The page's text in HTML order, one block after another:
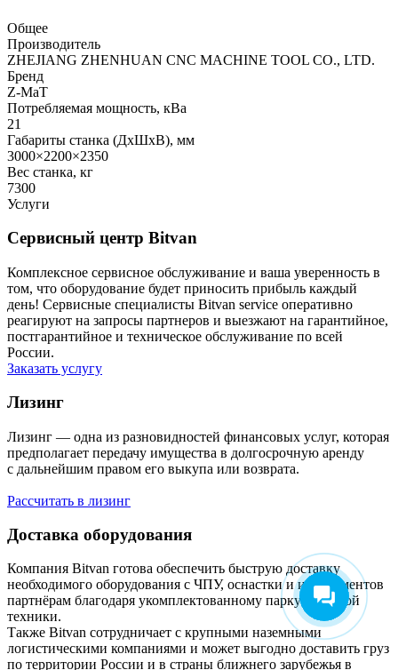
Общее
Производитель
ZHEJIANG ZHENHUAN CNC MACHINE TOOL CO., LTD.
Бренд
Z-MaT
Потребляемая мощность, кВа
21
Габариты станка (ДхШхВ), мм
3000×2200×2350
Вес станка, кг
7300
Услуги
Сервисный центр Bitvan
Комплексное сервисное обслуживание и ваша уверенность в
том, что оборудование будет приносить прибыль каждый
день! Сервисные специалисты Bitvan service оперативно
реагируют на запросы партнеров и выезжают на гарантийное,
постгарантийное и техническое обслуживание по всей
России.
Заказать услугу
Лизинг
Лизинг — одна из разновидностей финансовых услуг, которая
предполагает передачу имущества в долгосрочную аренду
с дальнейшим правом его выкупа или возврата.
Рассчитать в лизинг
Доставка оборудования
Компания Bitvan готова обеспечить быструю доставку
необходимого оборудования с ЧПУ, оснастки и инструментов
партнёрам благодаря укомплектованному парку грузовой
техники.
Также Bitvan сотрудничает с крупными наземными
логистическими компаниями и может выгодно доставить груз
по территории России и в страны ближнего зарубежья в